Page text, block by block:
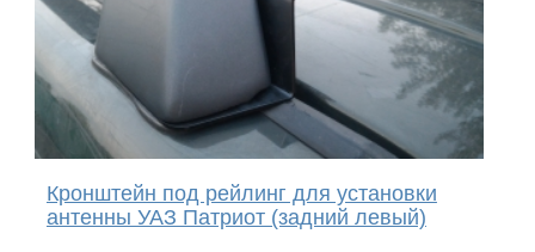
Кронштейн под рейлинг для установки
антенны УАЗ Патриот (задний левый)